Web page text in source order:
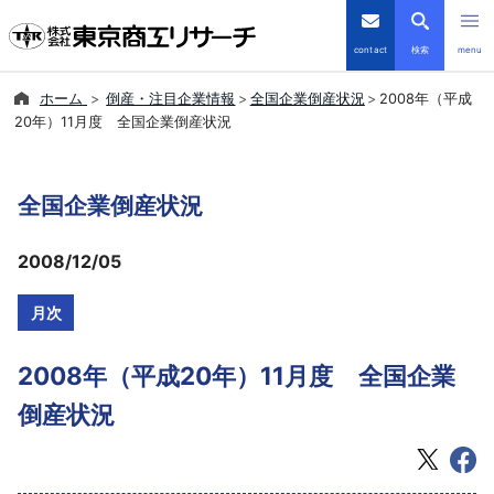
contact 検索 menu
倒産・注目企業情報
ホーム 倒産・注目企業情報 全国企業倒産状況
2008年（平成
20年）11月度 全国企業倒産状況
全国企業倒産状況
2008/12/05
月次
2008年（平成20年）11月度 全国企業
倒産状況